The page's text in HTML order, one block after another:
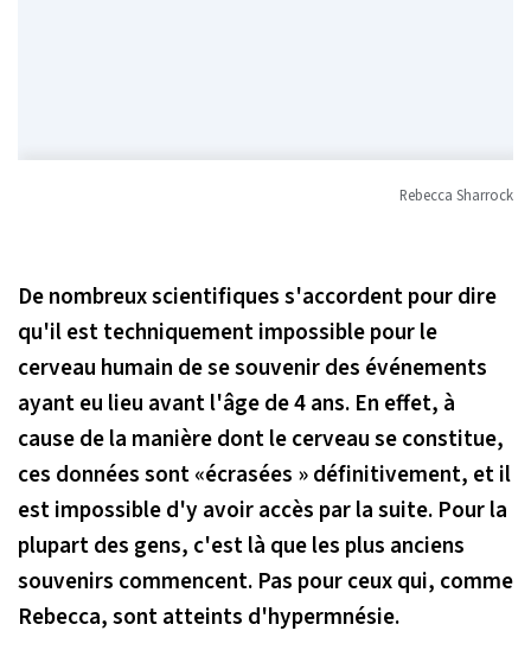
Rebecca Sharrock
De nombreux scientifiques s'accordent pour dire
qu'il est techniquement impossible pour le
cerveau humain de se souvenir des événements
ayant eu lieu avant l'âge de 4 ans. En effet, à
cause de la manière dont le cerveau se constitue,
ces données sont «écrasées » définitivement, et il
est impossible d'y avoir accès par la suite. Pour la
plupart des gens, c'est là que les plus anciens
souvenirs commencent. Pas pour ceux qui, comme
Rebecca, sont atteints d'hypermnésie.